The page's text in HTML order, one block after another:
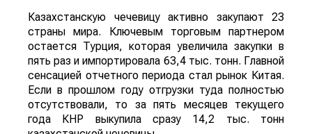
Казахстанскую чечевицу активно закупают 23
страны мира. Ключевым торговым партнером
остается Турция, которая увеличила закупки в
пять раз и импортировала 63,4 тыс. тонн. Главной
сенсацией отчетного периода стал рынок Китая.
Если в прошлом году отгрузки туда полностью
отсутствовали, то за пять месяцев текущего
года КНР выкупила сразу 14,2 тыс. тонн